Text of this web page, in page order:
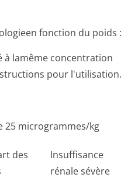
fonction du poids :
à lamême concentration
pour l'utilisation.
25 microgrammes/kg
des
Insuffisance
rénale sévère